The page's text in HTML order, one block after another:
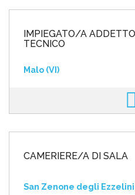
IMPIEGATO/A
TECNICO
Malo (VI)
CAMERIERE/A DI SALA
San Zenone degli Ezzelini